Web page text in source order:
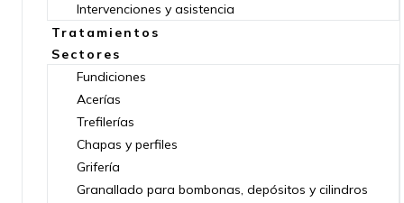
Intervenciones y asistencia
Tratamientos
Sectores
Fundiciones
Acerías
Trefilerías
Chapas y perfiles
Grifería
Granallado para bombonas, depósitos y cilindros